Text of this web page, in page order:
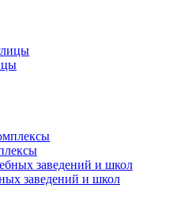
заведений и школ